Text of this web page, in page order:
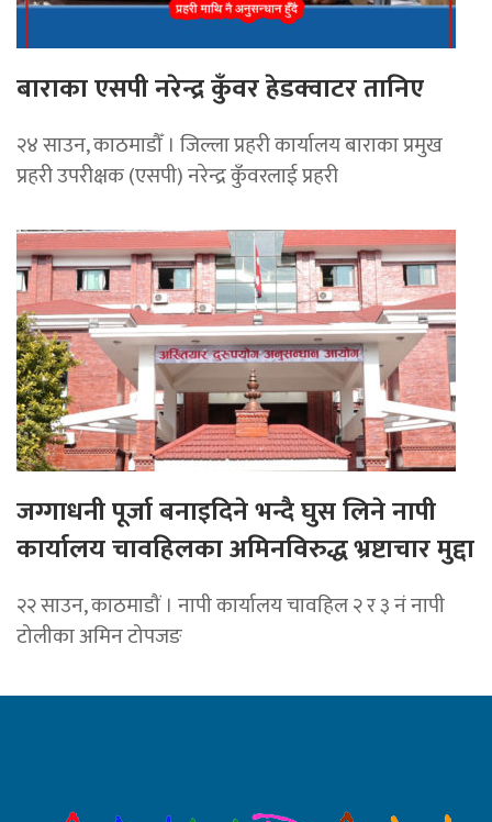
बाराका एसपी नरेन्द्र कुँवर हेडक्वाटर तानिए
२४ साउन, काठमाडौँ । जिल्ला प्रहरी कार्यालय बाराका प्रमुख
प्रहरी उपरीक्षक (एसपी) नरेन्द्र कुँवरलाई प्रहरी
जग्गाधनी पूर्जा बनाइदिने भन्दै घुस लिने नापी
कार्यालय चावहिलका अमिनविरुद्ध भ्रष्टाचार मुद्दा
२२ साउन, काठमाडौं । नापी कार्यालय चावहिल २ र ३ नं नापी
टोलीका अमिन टोपजङ